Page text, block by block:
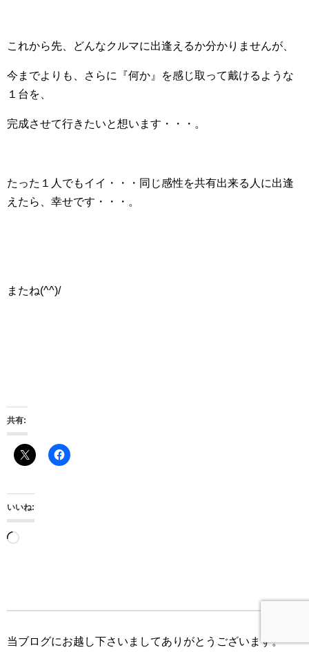
これから先、どんなクルマに出逢えるか分かりませんが、
今までよりも、さらに『何か』を感じ取って戴けるような
１台を、
完成させて行きたいと想います・・・。
たった１人でもイイ・・・同じ感性を共有出来る人に出逢
えたら、幸せです・・・。
またね(^^)/
共有:
いいね:
読
中…
当ブログにお越し下さいましてありがとうございます。